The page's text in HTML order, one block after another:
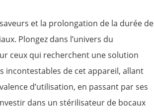
et la prolongation de la durée de
Plongez dans l’univers du
ceux qui recherchent une solution
incontestables de cet appareil, allant
d’utilisation, en passant par ses
dans un stérilisateur de bocaux